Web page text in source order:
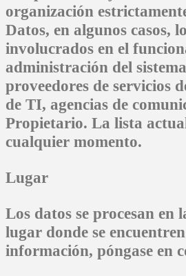
organización
Datos, en algunos casos,
involucrados en el
administración del
proveedores de servicios
de TI, agencias de
Propietario. La lista
cualquier momento.
Lugar
Los datos se procesan
lugar donde se
información, póngase en